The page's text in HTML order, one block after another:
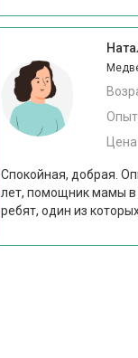
Цена
Спокойная, добрая.
лет, помощник мамы в
ребят, один из которых